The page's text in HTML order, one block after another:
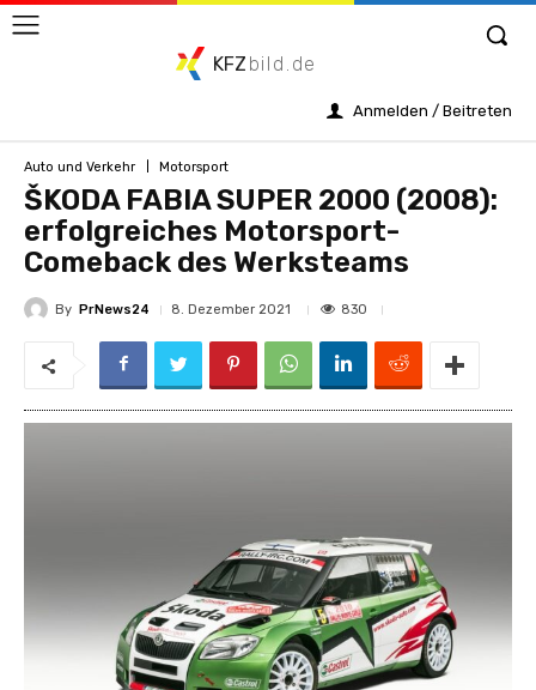
KFZ bild.de
Anmelden / Beitreten
Auto und Verkehr Motorsport
ŠKODA FABIA SUPER 2000 (2008):
erfolgreiches Motorsport-
Comeback des Werksteams
By PrNews24 8. Dezember 2021 830